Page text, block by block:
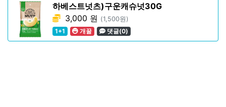
하베스트넛츠)구운캐슈넛30G
3,000 원 (1,500원)
1+1
개꿀 댓글(0)